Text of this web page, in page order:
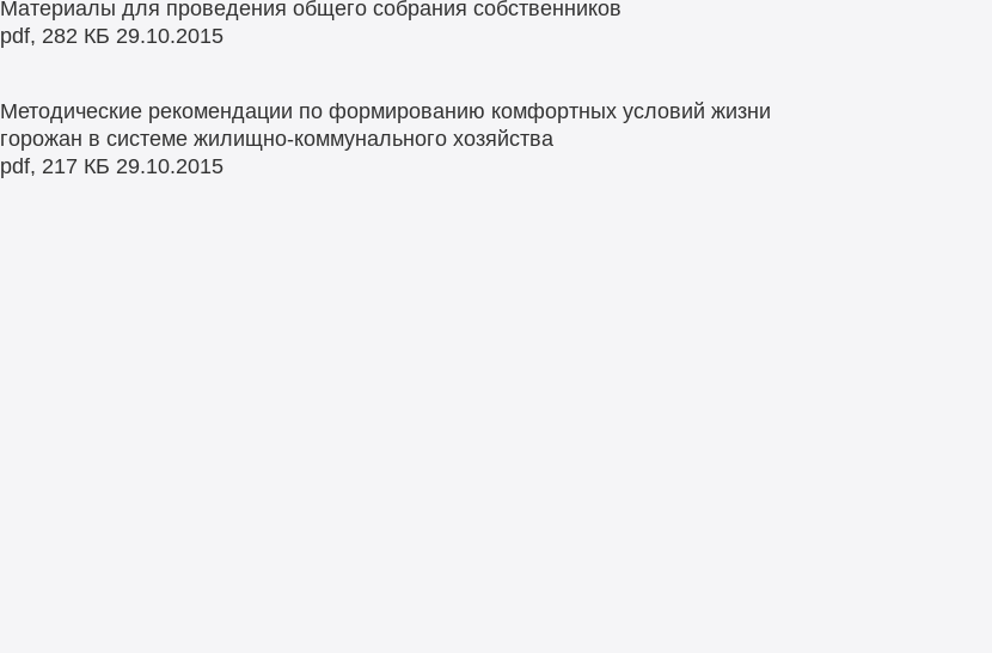
Материалы для проведения общего собрания собственников
pdf, 282 КБ 29.10.2015
Методические рекомендации по формированию комфортных условий жизни
горожан в системе жилищно-коммунального хозяйства
pdf, 217 КБ 29.10.2015